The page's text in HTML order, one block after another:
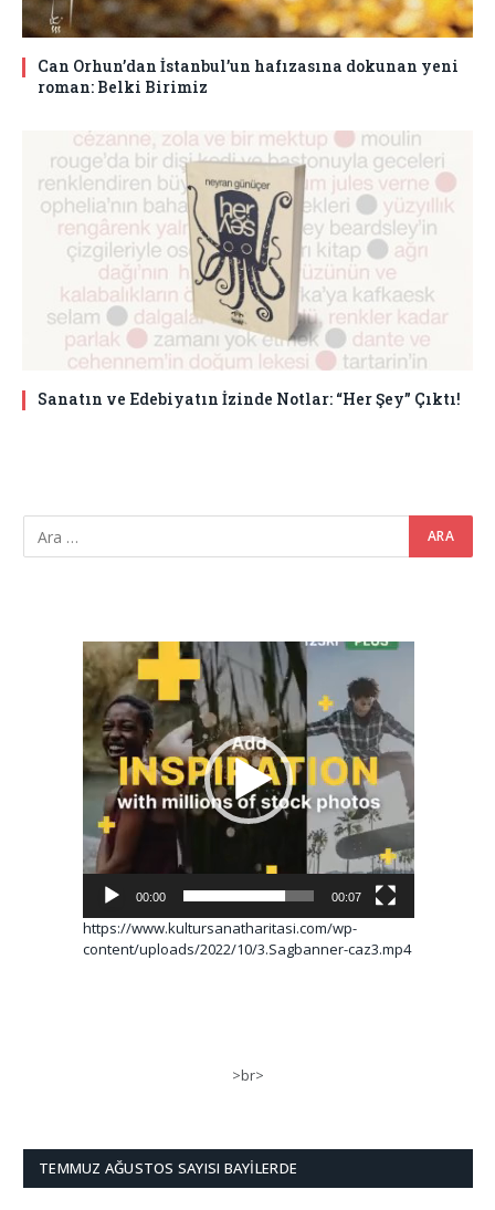
Can Orhun’dan İstanbul’un hafızasına dokunan yeni
roman: Belki Birimiz
Sanatın ve Edebiyatın İzinde Notlar: “Her Şey” Çıktı!
Video
oynatıcı
00:00 00:07
https://www.kultursanatharitasi.com/wp-
content/uploads/2022/10/3.Sagbanner-caz3.mp4
>br>
TEMMUZ AĞUSTOS SAYISI BAYILERDE